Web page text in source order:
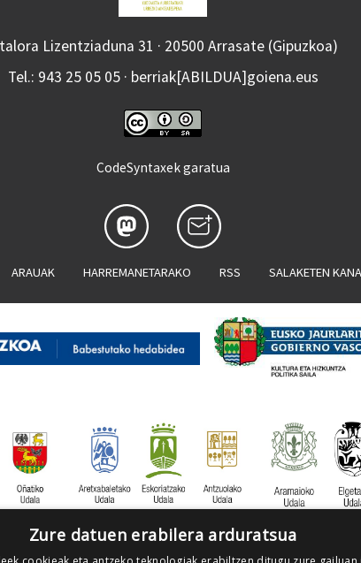
Lizentziaduna 31 · 20500 Arrasate (Gipuzkoa)
Tel.: 943 25 05 05 · berriak[ABILDUA]goiena.eus
CodeSyntaxek garatua
ARAUAK HARREMANETARAKO RSS SALAKETEN
Zure datuen erabilera arduratsua